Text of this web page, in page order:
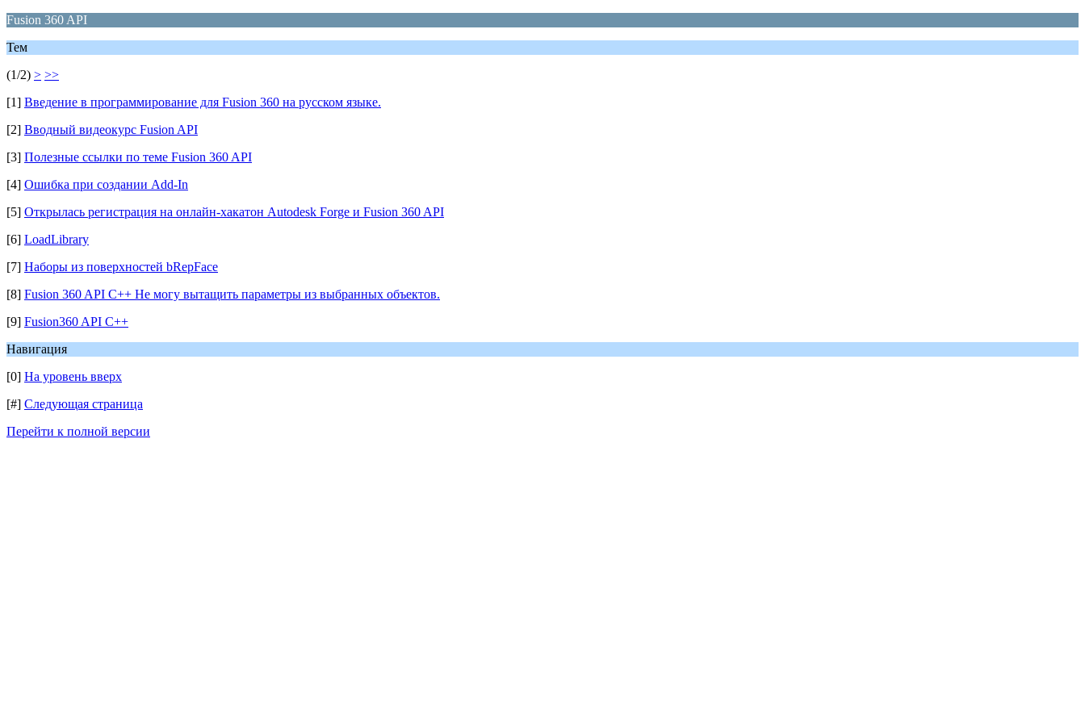
Fusion 360 API
Тем
(1/2) > >>
[1] Введение в программирование для Fusion 360 на русском языке.
[2] Вводный видеокурс Fusion API
[3] Полезные ссылки по теме Fusion 360 API
[4] Ошибка при создании Add-In
[5] Открылась регистрация на онлайн-хакатон Autodesk Forge и Fusion 360 API
[6] LoadLibrary
[7] Наборы из поверхностей bRepFace
[8] Fusion 360 API C++ Не могу вытащить параметры из выбранных объектов.
[9] Fusion360 API C++
Навигация
[0] На уровень вверх
[#] Следующая страница
Перейти к полной версии